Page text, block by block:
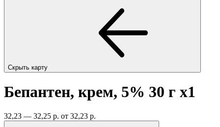
Скрыть карту
Бепантен, крем, 5% 30 г x1
32,23 — 32,25 р. от 32,23 р.